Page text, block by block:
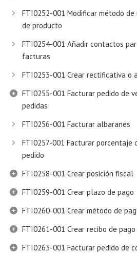
FTI0252-001 Modificar método de
de producto
FTI0254-001 Añadir contactos
facturas
FTI0253-001 Crear rectificativa o
FTI0255-001 Facturar pedido de
pedidas
FTI0256-001 Facturar albaranes
FTI0257-001 Facturar porcentaje
pedido
FTI0258-001 Crear posición fiscal
FTI0259-001 Crear plazo de pago
FTI0260-001 Crear método de
FTI0261-001 Crear recibo de
FTI0263-001 Facturar pedido de